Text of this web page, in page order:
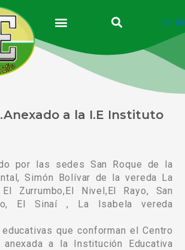
EN ES
a la I.E Instituto
por las sedes San Roque de la
Simón Bolívar de la vereda La
Zurrumbo,El Nivel,El Rayo, San
El Sinaí , La Isabela vereda
que conforman el Centro
anexada a la Institución Educativa